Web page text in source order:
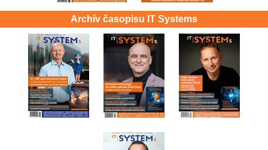
Archív časopisu IT Systems